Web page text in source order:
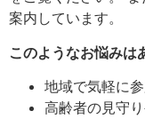
案内しています。
このようなお悩みは
地域で気軽に
高齢者の見守